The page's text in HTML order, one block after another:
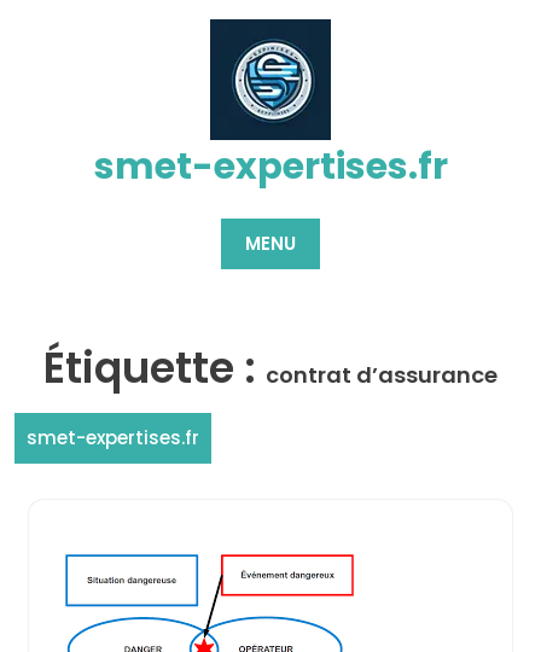
smet-expertises.fr
MENU
Étiquette : contrat d’assurance
smet-expertises.fr